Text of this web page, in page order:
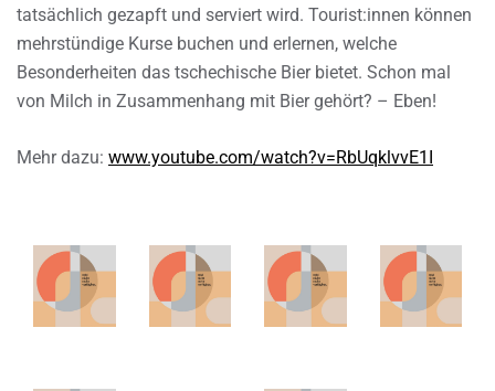
tatsächlich gezapft und serviert wird. Tourist:innen können
mehrstündige Kurse buchen und erlernen, welche
Besonderheiten das tschechische Bier bietet. Schon mal
von Milch in Zusammenhang mit Bier gehört? – Eben!
Mehr dazu: www.youtube.com/watch?v=RbUqklvvE1I